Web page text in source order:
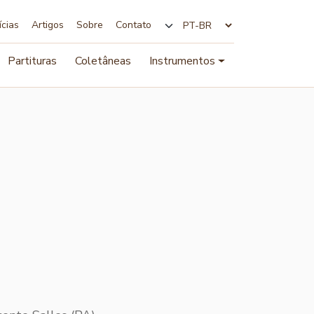
Artigos Sobre Contato
Partituras Coletâneas Instrumentos